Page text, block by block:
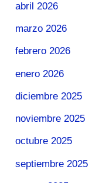
abril 2026
marzo 2026
febrero 2026
enero 2026
diciembre 2025
noviembre 2025
octubre 2025
septiembre 2025